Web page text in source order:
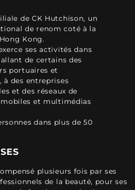
de CK Hutchison, un
de renom coté à la
Kong.
ses activités dans
de certains des
portuaires et
à des entreprises
et des réseaux de
et multimédias
dans plus de 50
plusieurs fois par ses
de la beauté, pour ses